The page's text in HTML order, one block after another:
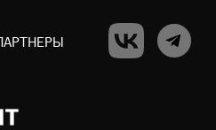
ПАРТНЕРЫ